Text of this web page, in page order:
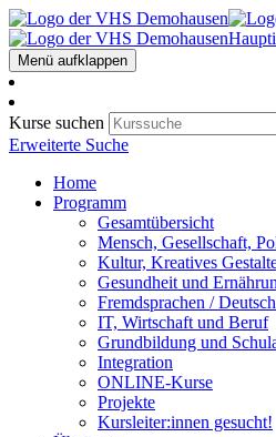
Menü aufklappen
Kurse suchen
Erweiterte Suche
Home
Programm
Gesamtübersicht
Mensch, Gesellschaft,
Kultur, Kreatives
Gesundheit und
Fremdsprachen /
IT, Wirtschaft und Beruf
Grundbildung und
Integration
ONLINE-Kurse
Projekte
Kursleiter:innen gesucht!